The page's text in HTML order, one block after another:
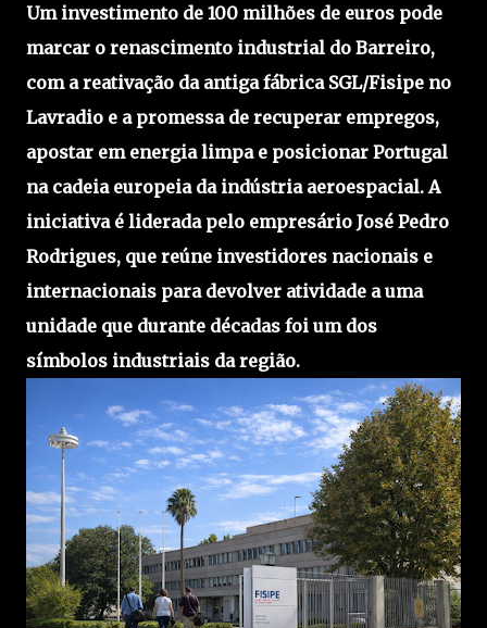
Um investimento de 100 milhões de euros pode
marcar o renascimento industrial do Barreiro,
com a reativação da antiga fábrica SGL/Fisipe no
Lavradio e a promessa de recuperar empregos,
apostar em energia limpa e posicionar Portugal
na cadeia europeia da indústria aeroespacial. A
iniciativa é liderada pelo empresário José Pedro
Rodrigues, que reúne investidores nacionais e
internacionais para devolver atividade a uma
unidade que durante décadas foi um dos
símbolos industriais da região.